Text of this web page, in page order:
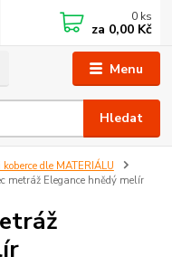
Menu
Hledat
0 ks
za 0,00 Kč
dle MATERIÁLU
metráž Elegance hnědý melír